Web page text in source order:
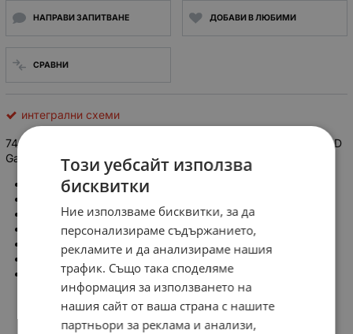
НАПРАВИ ЗАПИТВАНЕ ДОБАВИ В ЛЮБИМИ
СРАВНИ
интегрални схеми
74 LS 20 Интегрална схема, TTL серия LS, Dual 4-Input NAND
Gate, DIP14.
Тип интегрална схема: цифрова
Брой канали: 2, dual
Брой входове: 4
Монтаж: THT
Корпус: DIP14
Семейство: 74LS
Този уебсайт използва
бисквитки
Ние използваме бисквитки, за да
персонализираме съдържанието,
рекламите и да анализираме нашия
трафик. Също така споделяме
информация за използването на
нашия сайт от ваша страна с нашите
партньори за реклама и анализи,